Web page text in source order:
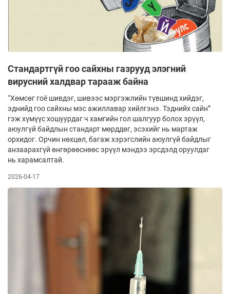
Стандартгүй гоо сайхны газрууд элэгний
вирусний халдвар тарааж байна
“Хөмсөг гоё шивдэг, шивээс мэргэжлийн түвшинд хийдэг,
эднийд гоо сайхны мэс ажиллавар хийлгэнэ. Тэднийх сайн”
гэж хүмүүс хошуурдаг ч хамгийн гол шалгуур болох эрүүл,
аюулгүй байдлын стандарт мөрддөг, эсэхийг нь мартаж
орхидог. Орчин нөхцөл, багаж хэрэгслийн аюулгүй байдлыг
анзаарахгүй өнгөрөөснөөс эрүүл мэндээ эрсдэлд оруулдаг
нь харамсалтай.
2026-04-17